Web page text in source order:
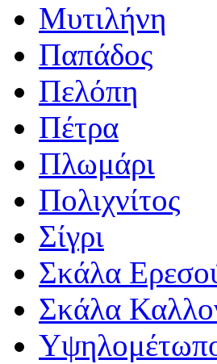
Μυτιλήνη
Παπάδος
Πελόπη
Πέτρα
Πλωμάρι
Πολιχνίτος
Σίγρι
Σκάλα
Σκάλα